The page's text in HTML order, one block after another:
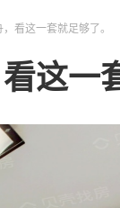
看这一套就足够了。
这一